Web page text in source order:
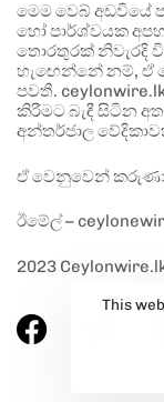
මෙම වෙබ් අඩවියේ
හෝ පාර්ශ්වයක
තොරතුරක් නිවැරදි
හැඟෙන්නේ නම්, ඒ
පවතී.
කිරීමට බැඳී සිටින
අන්තර්ජාල
ඒ වෙනුවෙන්
ඊමේල් –
2023
This